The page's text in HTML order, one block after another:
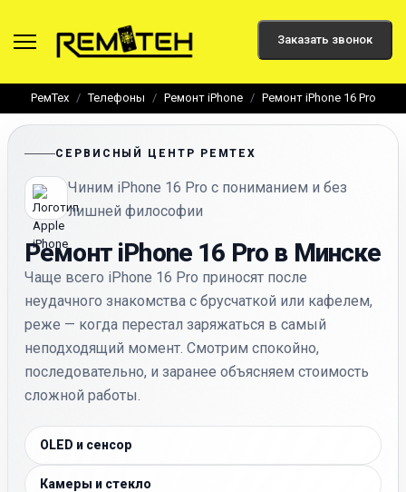
Заказать звонок
РемТех Телефоны Ремонт iPhone Ремонт iPhone 16 Pro
СЕРВИСНЫЙ ЦЕНТР РЕМТЕХ
Чиним iPhone 16 Pro с пониманием и без
лишней философии
Ремонт iPhone 16 Pro в Минске
Чаще всего iPhone 16 Pro приносят после
неудачного знакомства с брусчаткой или кафелем,
реже — когда перестал заряжаться в самый
неподходящий момент. Смотрим спокойно,
последовательно, и заранее объясняем стоимость
сложной работы.
OLED и сенсор
Камеры и стекло